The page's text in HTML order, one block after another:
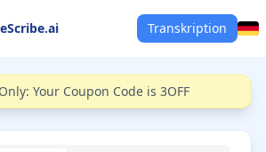
Transkription
Your Coupon Code is 3OFF